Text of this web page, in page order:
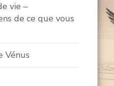
vie –
de ce que vous
Vénus